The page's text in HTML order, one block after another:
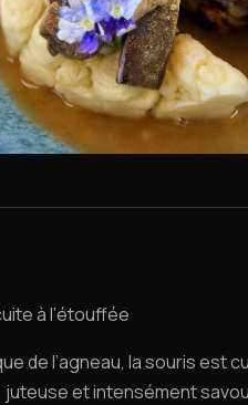
à l’étouffée
de l’agneau, la souris
et intensément